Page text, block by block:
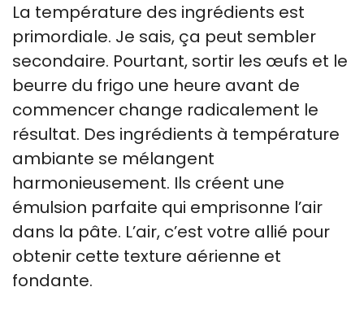
La température des ingrédients est
primordiale. Je sais, ça peut sembler
secondaire. Pourtant, sortir les œufs et le
beurre du frigo une heure avant de
commencer change radicalement le
résultat. Des ingrédients à température
ambiante se mélangent
harmonieusement. Ils créent une
émulsion parfaite qui emprisonne l’air
dans la pâte. L’air, c’est votre allié pour
obtenir cette texture aérienne et
fondante.